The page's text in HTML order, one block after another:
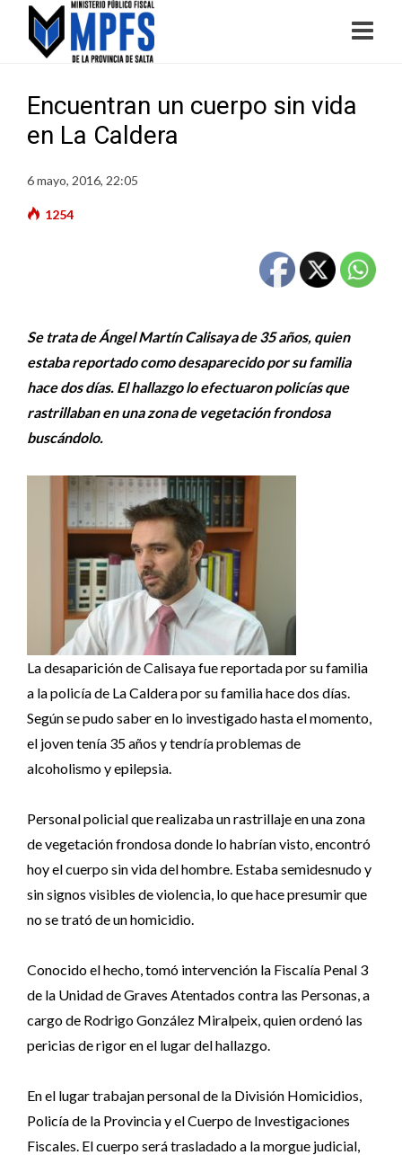
Encuentran un cuerpo sin vida
en La Caldera
6 mayo, 2016, 22:05
1254
Se trata de Ángel Martín Calisaya de 35 años, quien
estaba reportado como desaparecido por su familia
hace dos días. El hallazgo lo efectuaron policías que
rastrillaban en una zona de vegetación frondosa
buscándolo.
La desaparición de Calisaya fue reportada por su familia
a la policía de La Caldera por su familia hace dos días.
Según se pudo saber en lo investigado hasta el momento,
el joven tenía 35 años y tendría problemas de
alcoholismo y epilepsia.
Personal policial que realizaba un rastrillaje en una zona
de vegetación frondosa donde lo habrían visto, encontró
hoy el cuerpo sin vida del hombre. Estaba semidesnudo y
sin signos visibles de violencia, lo que hace presumir que
no se trató de un homicidio.
Conocido el hecho, tomó intervención la Fiscalía Penal 3
de la Unidad de Graves Atentados contra las Personas, a
cargo de Rodrigo González Miralpeix, quien ordenó las
pericias de rigor en el lugar del hallazgo.
En el lugar trabajan personal de la División Homicidios,
Policía de la Provincia y el Cuerpo de Investigaciones
Fiscales. El cuerpo será trasladado a la morgue judicial,